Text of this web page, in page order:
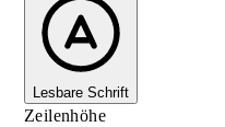
Lesbare Schrift
Zeilenhöhe